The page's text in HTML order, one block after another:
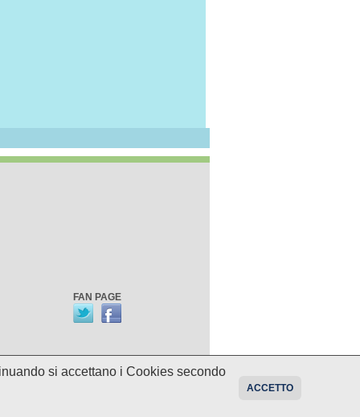
FAN PAGE
programmi potrebbero essere
si accettano i Cookies secondo
ACCETTO